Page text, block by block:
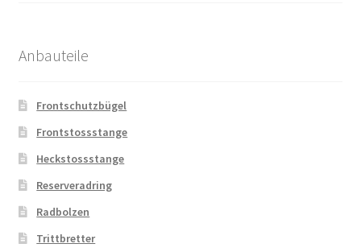
Anbauteile
Frontschutzbügel
Frontstossstange
Heckstossstange
Reserveradring
Radbolzen
Trittbretter